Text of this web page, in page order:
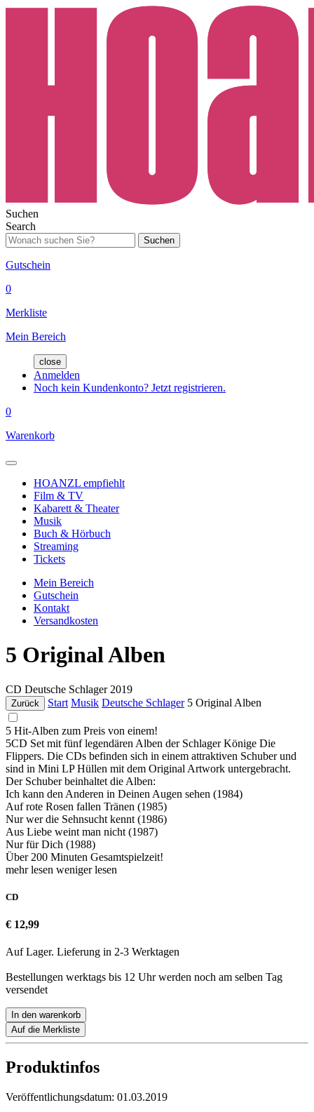
Suchen
Search
Suchen
Gutschein
0
Merkliste
Mein Bereich
close
Anmelden
Noch kein Kundenkonto? Jetzt registrieren.
0
Warenkorb
HOANZL empfiehlt
Film & TV
Kabarett & Theater
Musik
Buch & Hörbuch
Streaming
Tickets
Mein Bereich
Gutschein
Kontakt
Versandkosten
5 Original Alben
CD Deutsche Schlager 2019
Zurück Start Musik Deutsche Schlager 5 Original Alben
5 Hit-Alben zum Preis von einem!
5CD Set mit fünf legendären Alben der Schlager Könige Die
Flippers. Die CDs befinden sich in einem attraktiven Schuber und
sind in Mini LP Hüllen mit dem Original Artwork untergebracht.
Der Schuber beinhaltet die Alben:
Ich kann den Anderen in Deinen Augen sehen (1984)
Auf rote Rosen fallen Tränen (1985)
Nur wer die Sehnsucht kennt (1986)
Aus Liebe weint man nicht (1987)
Nur für Dich (1988)
Über 200 Minuten Gesamtspielzeit!
mehr lesen weniger lesen
CD
€ 12,99
Auf Lager. Lieferung in 2-3 Werktagen
Bestellungen werktags bis 12 Uhr werden noch am selben Tag
versendet
In den warenkorb
Auf die Merkliste
Produktinfos
Veröffentlichungsdatum: 01.03.2019